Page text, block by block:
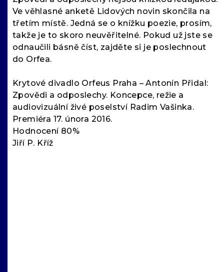
Ve věhlasné anketě Lidových novin skončila na
třetím místě. Jedná se o knížku poezie, prosím,
takže je to skoro neuvěřitelné. Pokud už jste se
odnaučili básně číst, zajděte si je poslechnout
do Orfea.
Krytové divadlo Orfeus Praha – Antonín Přidal:
Zpovědi a odposlechy. Koncepce, režie a
audiovizuální živé poselství Radim Vašinka.
Premiéra 17. února 2016.
Hodnocení 80%
Jiří P. Kříž